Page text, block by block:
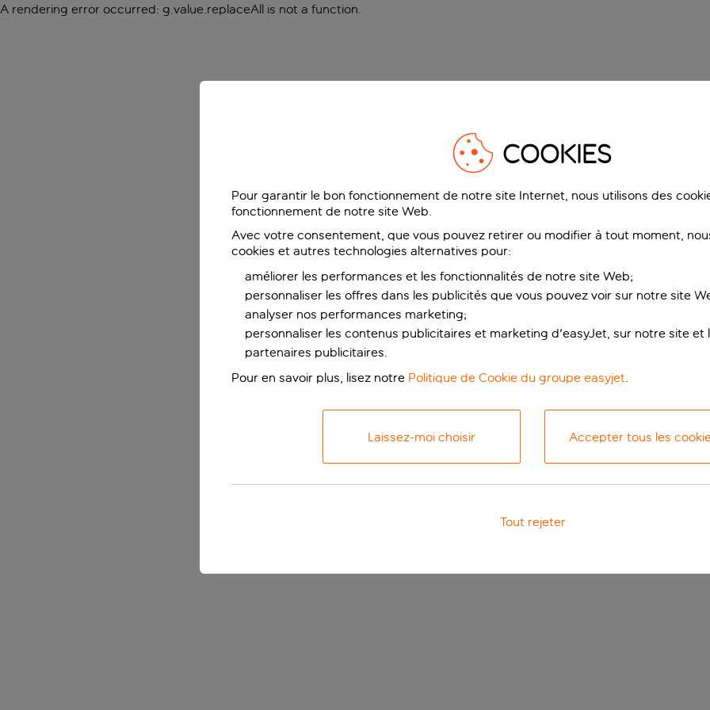
A rendering error occurred: g.value.replaceAll is not a function.
COOKIES
Pour garantir le bon fonctionnement de notre site Internet, nous utilisons des
fonctionnement de notre site Web.
Avec votre consentement, que vous pouvez retirer ou modifier à tout moment,
cookies et autres technologies alternatives pour:
améliorer les performances et les fonctionnalités de notre site Web;
personnaliser les offres dans les publicités que vous pouvez voir sur notre site
analyser nos performances marketing;
personnaliser les contenus publicitaires et marketing d'easyJet, sur notre site et
partenaires publicitaires.
Pour en savoir plus, lisez notre Politique de Cookie du groupe easyjet.
Laissez-moi choisir Accepter tous les
Tout rejeter